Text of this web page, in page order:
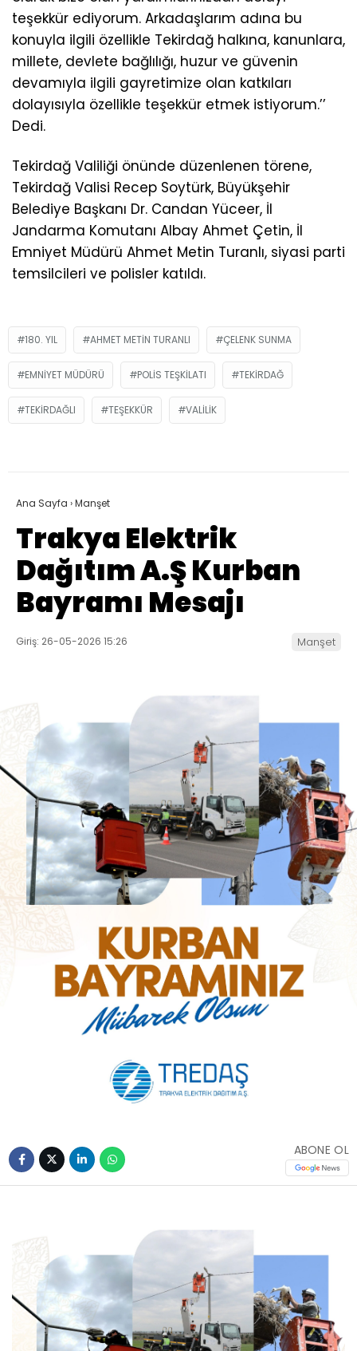
teşekkür ediyorum. Arkadaşlarım adına bu
konuyla ilgili özellikle Tekirdağ halkına, kanunlara,
millete, devlete bağlılığı, huzur ve güvenin
devamıyla ilgili gayretimize olan katkıları
dolayısıyla özellikle teşekkür etmek istiyorum.’’
Dedi.
Tekirdağ Valiliği önünde düzenlenen törene,
Tekirdağ Valisi Recep Soytürk, Büyükşehir
Belediye Başkanı Dr. Candan Yüceer, İl
Jandarma Komutanı Albay Ahmet Çetin, İl
Emniyet Müdürü Ahmet Metin Turanlı, siyasi parti
temsilcileri ve polisler katıldı.
180. YIL AHMET METIN TURANLI ÇELENK SUNMA
EMNIYET MÜDÜRÜ POLIS TEŞKILATI TEKIRDAĞ
TEKIRDAĞLI TEŞEKKÜR VALILIK
Ana Sayfa ›Manşet
Trakya Elektrik
Dağıtım A.Ş Kurban
Bayramı Mesajı
Giriş: 26-05-2026 15:26 Manşet
ABONE OL